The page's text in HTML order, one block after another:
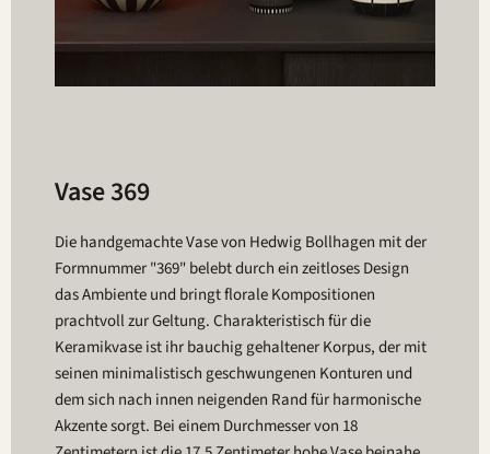
Vase 369
Die handgemachte Vase von Hedwig Bollhagen mit der
Formnummer "369" belebt durch ein zeitloses Design
das Ambiente und bringt florale Kompositionen
prachtvoll zur Geltung. Charakteristisch für die
Keramikvase ist ihr bauchig gehaltener Korpus, der mit
seinen minimalistisch geschwungenen Konturen und
dem sich nach innen neigenden Rand für harmonische
Akzente sorgt. Bei einem Durchmesser von 18